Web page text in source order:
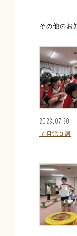
その他のお
2026.07.20
７月第３週